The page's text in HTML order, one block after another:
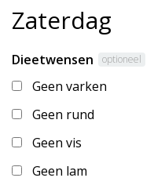
Zaterdag
Dieetwensen optioneel
Geen varken
Geen rund
Geen vis
Geen lam